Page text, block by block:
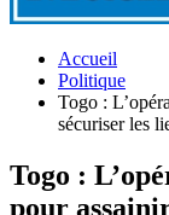
Accueil
Politique
Togo :
sécuriser les
Togo :
pour